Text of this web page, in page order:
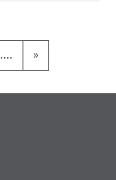
.... »